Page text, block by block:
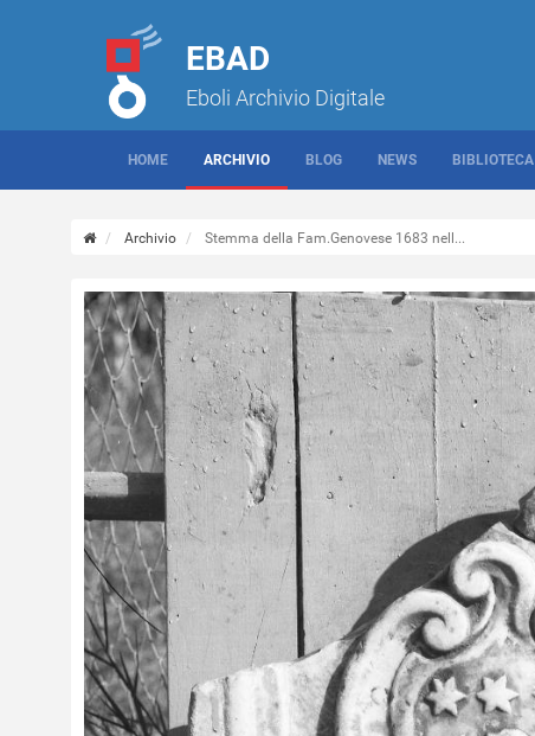
EBAD
Eboli Archivio Digitale
HOME ARCHIVIO BLOG NEWS BIBLIOTECA
Archivio Stemma della Fam.Genovese 1683 nell...